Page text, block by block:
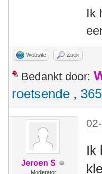
Ik
Website Zoek
Bedankt door:
roetsende ,
Jeroen S
Moderator
Ik